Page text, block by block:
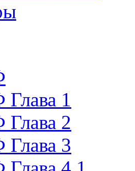
1
2
3